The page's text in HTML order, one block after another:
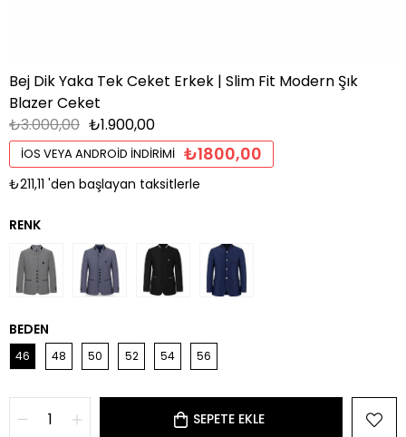
Bej Dik Yaka Tek Ceket Erkek | Slim Fit Modern Şık
Blazer Ceket
₺3.000,00 ₺1.900,00
İOS VEYA ANDROID İNDIRIMI ₺1800,00
₺211,11 'den başlayan taksitlerle
BEDEN
46 48 50 52 54 56